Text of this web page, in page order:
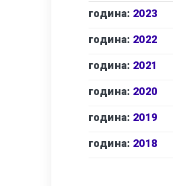
година: 2023
година: 2022
година: 2021
година: 2020
година: 2019
година: 2018